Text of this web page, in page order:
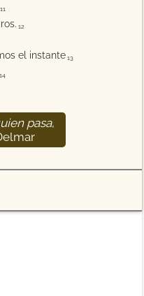
11
12
el instante 13
14
pasa,